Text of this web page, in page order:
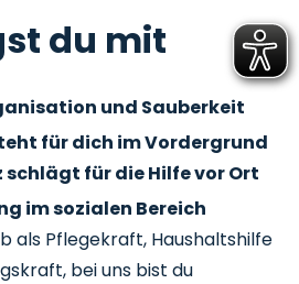
du mit
und Sauberkeit
für dich im Vordergrund
schlägt für die Hilfe vor Ort
im sozialen Bereich
als Pflegekraft, Haushaltshilfe
bei uns bist du